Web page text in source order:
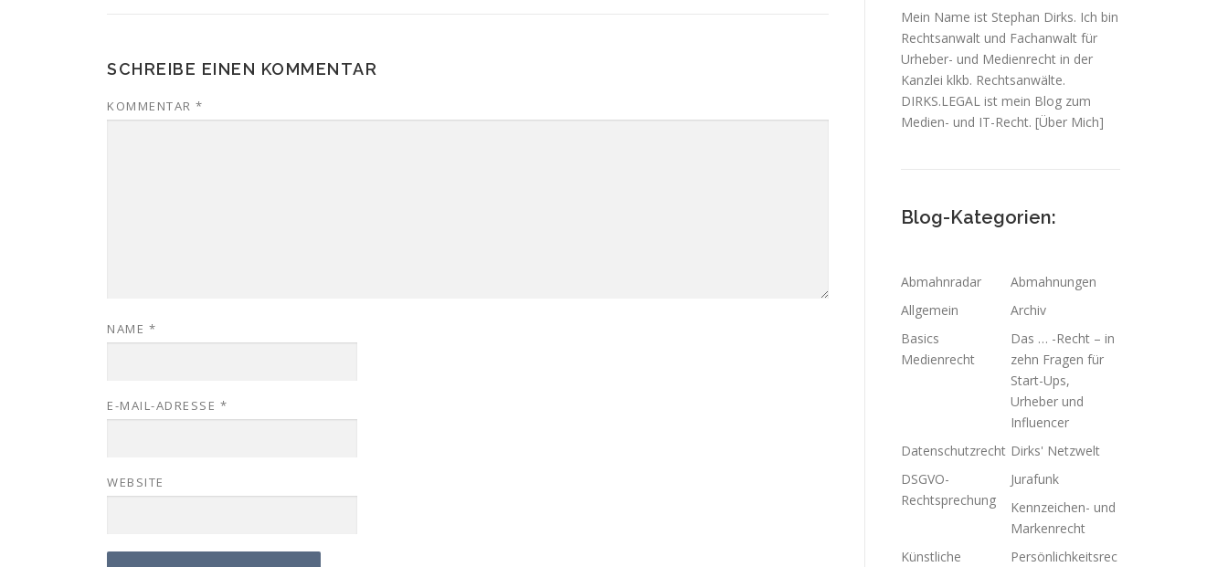
SCHREIBE EINEN KOMMENTAR
KOMMENTAR *
NAME *
E-MAIL-ADRESSE *
WEBSITE
Mein Name ist Stephan Dirks. Ich bin
Rechtsanwalt und Fachanwalt für
Urheber- und Medienrecht in der
Kanzlei klkb. Rechtsanwälte.
DIRKS.LEGAL ist mein Blog zum
Medien- und IT-Recht. [Über Mich]
Blog-Kategorien:
Abmahnradar
Abmahnungen
Allgemein
Archiv
Basics
Medienrecht
Das … -Recht – in
zehn Fragen für
Start-Ups,
Urheber und
Influencer
Datenschutzrecht Dirks' Netzwelt
DSGVO-
Rechtsprechung
Jurafunk
Kennzeichen- und
Markenrecht
Künstliche
Persönlichkeitsrec